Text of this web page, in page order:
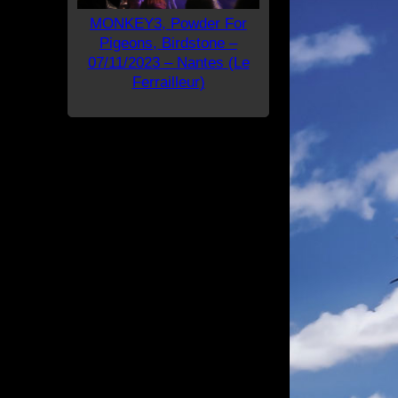
MONKEY3, Powder For
Pigeons, Birdstone –
07/11/2023 – Nantes (Le
Ferrailleur)